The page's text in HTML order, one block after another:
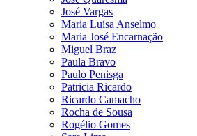
José Vargas
Maria Luísa Anselmo
Maria José Encarnação
Miguel Braz
Paula Bravo
Paulo Penisga
Patricia Ricardo
Ricardo Camacho
Rocha de Sousa
Rogélio Gomes